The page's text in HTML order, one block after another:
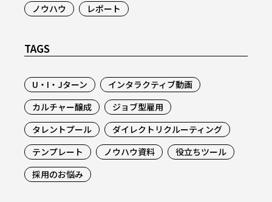
ノウハウ
レポート
TAGS
U・I・Jターン
インタラクティブ動画
カルチャー醸成
ジョブ型雇用
タレントプール
ダイレクトリクルーティング
テンプレート
ノウハウ資料
役立ちツール
採用のお悩み